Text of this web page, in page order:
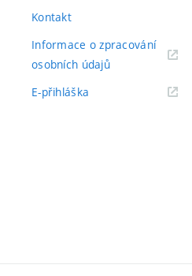
Kontakt
Informace o zpracování
osobních údajů(externí
E-přihláška